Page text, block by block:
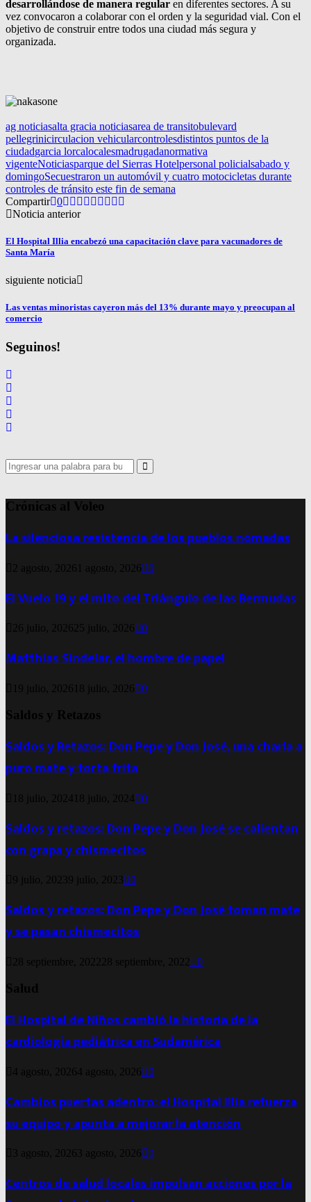
desarrollándose de manera regular en diferentes sectores. A su
vez convocaron a colaborar con el orden y la seguridad vial. Con el
objetivo de construir entre todos una ciudad más segura y
organizada.
ag noticiasalta gracia noticiasarea de transitobulevard
pellegrinicirculacion vehicularcontrolesdistintos puntos de la
ciudadgarcia lorcalocalesmadrugadanormativa
vigenteNoticiasparque del Sierras Hotelpersonal policialsabado y
domingoSecuestraron un automóvil y cuatro motocicletas durante
controles de tránsito este fin de semana
Compartir 0
Noticia anterior
El Hospital Illia encabezó una capacitación clave para vacunadores de
Santa María
siguiente noticia
Las ventas minoristas cayeron más del 13% durante mayo y preocupan al
comercio
Seguinos!
Search
for:
Search
Crónicas al Voleo
La silenciosa resistencia de los pueblos nómadas
2 agosto, 2026 1 agosto, 2026 0
El Vuelo 19 y el mito del Triángulo de las Bermudas
26 julio, 2026 25 julio, 2026 0
Matthias Sindelar, el hombre de papel
19 julio, 2026 18 julio, 2026 0
Saldos y Retazos
Saldos y Retazos: Don Pepe y Don José, una charla a
puro mate y torta frita
18 julio, 2024 18 julio, 2024 0
Saldos y retazos: Don Pepe y Don José se calientan
con grapa y chismecitos
9 julio, 20239 julio, 2023 0
Saldos y retazos: Don Pepe y Don José toman mate
y se pasan chismecitos
28 septiembre, 2022 28 septiembre, 2022 0
Salud
El Hospital de Niños cambió la historia de la
cardiología pediátrica en Sudamérica
4 agosto, 20264 agosto, 2026 0
Cambios puertas adentro: el Hospital Illia refuerza
su equipo y apunta a mejorar la atención
3 agosto, 2026 3 agosto, 2026 0
Centros de salud locales impulsan acciones por la